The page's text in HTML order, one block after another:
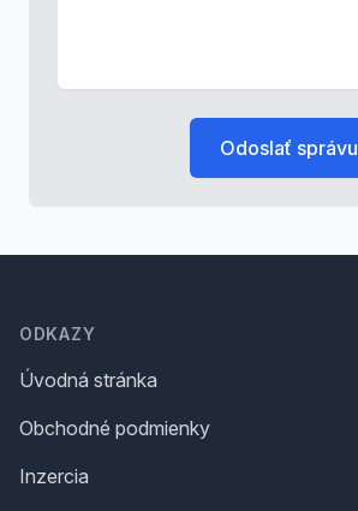
Odoslať správu
ODKAZY
Úvodná stránka
Obchodné podmienky
Inzercia